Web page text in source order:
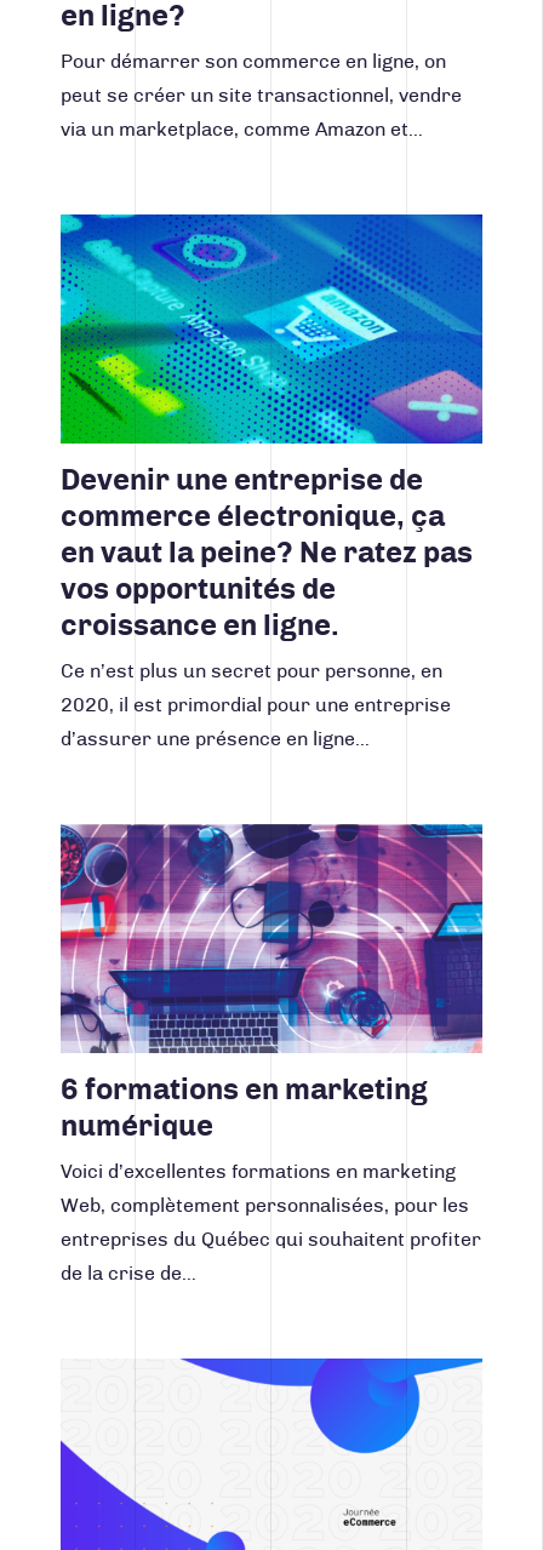
en ligne?
Pour démarrer son commerce en ligne, on
peut se créer un site transactionnel, vendre
via un marketplace, comme Amazon et…
Devenir une entreprise de
commerce électronique, ça
en vaut la peine? Ne ratez pas
vos opportunités de
croissance en ligne.
Ce n’est plus un secret pour personne, en
2020, il est primordial pour une entreprise
d’assurer une présence en ligne…
6 formations en marketing
numérique
Voici d’excellentes formations en marketing
Web, complètement personnalisées, pour les
entreprises du Québec qui souhaitent profiter
de la crise de…